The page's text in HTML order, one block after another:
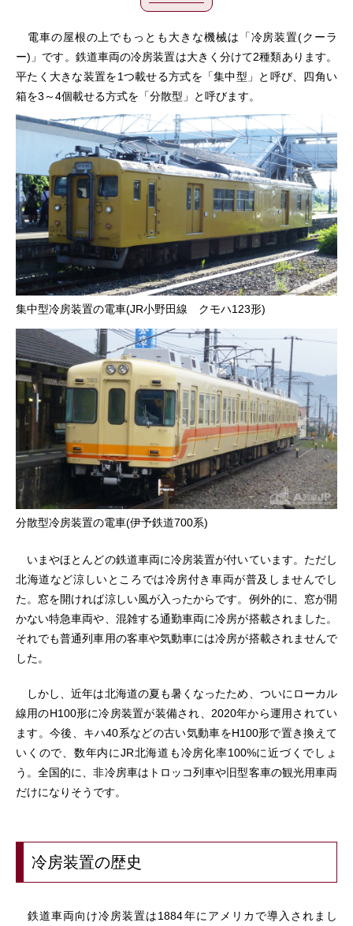
電車の屋根の上でもっとも大きな機械は「冷房装置(クーラ
ー)」です。鉄道車両の冷房装置は大きく分けて2種類あります。
平たく大きな装置を1つ載せる方式を「集中型」と呼び、四角い
箱を3～4個載せる方式を「分散型」と呼びます。
集中型冷房装置の電車(JR小野田線 クモハ123形)
分散型冷房装置の電車(伊予鉄道700系)
いまやほとんどの鉄道車両に冷房装置が付いています。ただし
北海道など涼しいところでは冷房付き車両が普及しませんでし
た。窓を開ければ涼しい風が入ったからです。例外的に、窓が開
かない特急車両や、混雑する通勤車両に冷房が搭載されました。
それでも普通列車用の客車や気動車には冷房が搭載されませんで
した。
しかし、近年は北海道の夏も暑くなったため、ついにローカル
線用のH100形に冷房装置が装備され、2020年から運用されてい
ます。今後、キハ40系などの古い気動車をH100形で置き換えて
いくので、数年内にJR北海道も冷房化率100%に近づくでしょ
う。全国的に、非冷房車はトロッコ列車や旧型客車の観光用車両
だけになりそうです。
冷房装置の歴史
鉄道車両向け冷房装置は1884年にアメリカで導入されまし